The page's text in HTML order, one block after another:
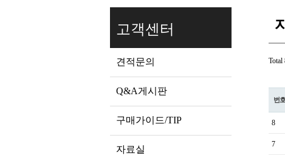
고객센터
견적문의
Q&A게시판
구매가이드/TIP
자료실
Total
번호
8
7